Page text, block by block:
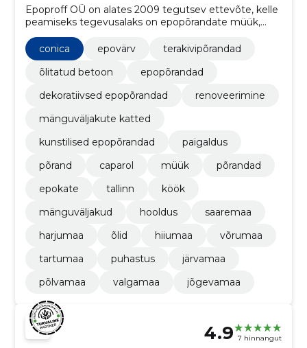
Epoproff OÜ on alates 2009 tegutsev ettevõte, kelle
peamiseks tegevusalaks on epopõrandate müük,
paigaldus ja renoveerimine.
conica
epovärv
terakivipõrandad
õlitatud betoon
epopõrandad
dekoratiivsed epopõrandad
renoveerimine
mänguväljakute katted
kunstilised epopõrandad
paigaldus
põrand
caparol müük
põrandad
epokate
tallinn
köök
mänguväljakud
hooldus
saaremaa
harjumaa
õlid hiiumaa
võrumaa
tartumaa
puhastus
järvamaa
põlvamaa
valgamaa jõgevamaa
4.9 7 hinnangut